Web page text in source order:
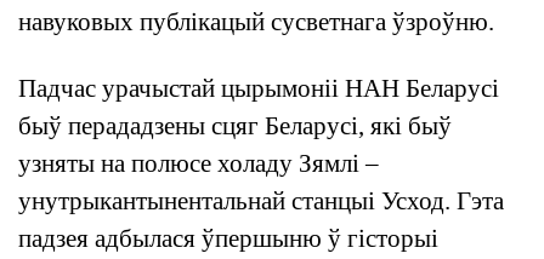
навуковых публікацый сусветнага ўзроўню.
Падчас урачыстай цырымоніі НАН Беларусі
быў перададзены сцяг Беларусі, які быў
узняты на полюсе холаду Зямлі –
унутрыкантынентальнай станцыі Усход. Гэта
падзея адбылася ўпершыню ў гісторыі